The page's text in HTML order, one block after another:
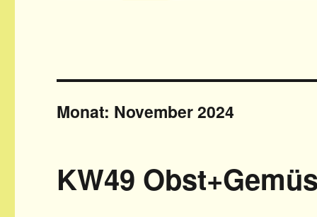
Monat: November 2024
KW49